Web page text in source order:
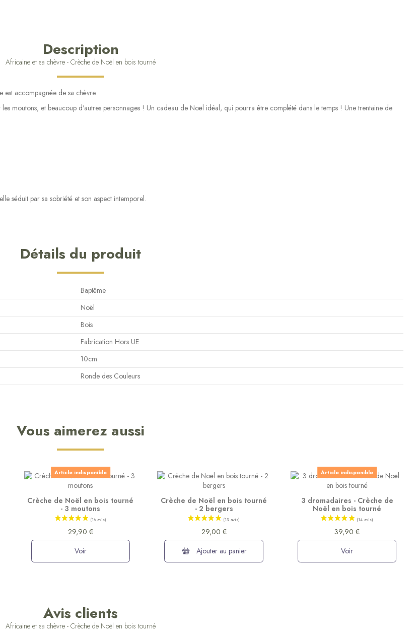
Description
Africaine et sa chèvre - Crèche de Noël en bois tourné
est accompagnée de sa chèvre.
moutons, et beaucoup d'autres personnages ! Un cadeau de Noël idéal, qui pourra être complété dans le temps ! Une trentaine de
séduit par sa sobriété et son aspect intemporel.
Détails du produit
Baptême
Noël
Bois
Fabrication Hors UE
10cm
Ronde des Couleurs
Vous aimerez aussi
Article indisponible
Crèche de Noël en bois tourné
- 3 moutons
29,90 €
Voir
Crèche de Noël en bois tourné
- 2 bergers
29,00 €
Ajouter au panier
Article indisponible
3 dromadaires - Crèche de
Noël en bois tourné
39,90 €
Voir
Avis clients
Africaine et sa chèvre - Crèche de Noël en bois tourné